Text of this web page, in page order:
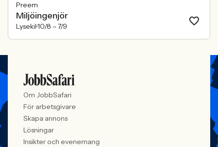
Preem
Miljöingenjör
Lysekil10/8 – 7/9
Om JobbSafari
För arbetsgivare
Skapa annons
Lösningar
Insikter och evenemang